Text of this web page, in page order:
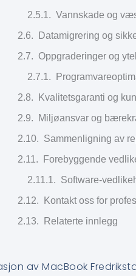
Vannskade og
Datamigrering og
Oppgraderinger og
Kvalitetsgaranti og
Miljøansvar og
Sammenligning av
Forebyggende
Software-
Kontakt oss for
Relaterte innlegg
av MacBook